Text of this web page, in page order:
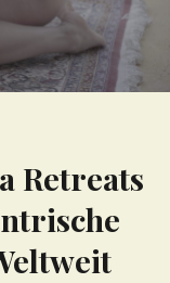
Retreats